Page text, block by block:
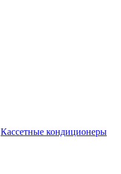
Кассетные кондиционеры